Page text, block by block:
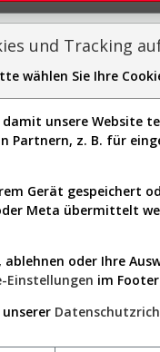
Spider Easy-
Website:
Sektor:
Börsenwert:
Anzahl
seit
und Tracking
wählen Sie Ihre
damit unsere
Partnern, z. B. für
Gerät gespeichert
Meta übermittelt
oder Ihre
Einstellungen im